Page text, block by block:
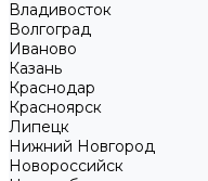
Владивосток
Волгоград
Иваново
Казань
Краснодар
Красноярск
Липецк
Нижний Новгород
Новороссийск